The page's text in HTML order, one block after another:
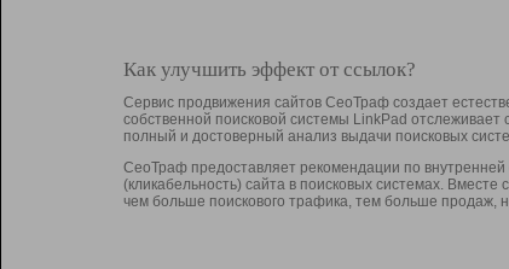
Как улучшить эффект от ссылок?
Сервис продвижения сайтов СеоТраф создает
собственной поисковой системы LinkPad
полный и достоверный анализ выдачи поисковых
СеоТраф предоставляет рекомендации по внутренней
(кликабельность) сайта в поисковых системах.
чем больше поискового трафика, тем больше продаж,